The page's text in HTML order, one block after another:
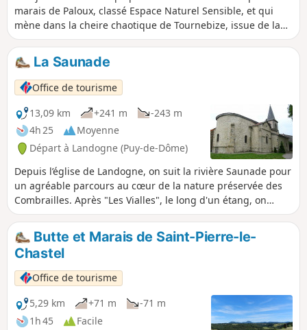
marais de Paloux, classé Espace Naturel Sensible, et qui
mène dans la cheire chaotique de Tournebize, issue de la
lave du Puy de Côme.
La Saunade
Office de tourisme
13,09 km
+241 m
-243 m
4h 25
Moyenne
Départ à Landogne (Puy-de-Dôme)
Depuis l’église de Landogne, on suit la rivière Saunade pour
un agréable parcours au cœur de la nature préservée des
Combrailles. Après "Les Vialles", le long d'un étang, on
bénéficie d'un beau panorama à 360° sur les Combrailles et
la chaîne des Puys.
Butte et Marais de Saint-Pierre-le-
Chastel
Office de tourisme
5,29 km
+71 m
-71 m
1h 45
Facile